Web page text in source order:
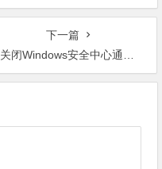
下一篇
关闭Windows安全中心通知教程：彻底屏蔽“Windows防火墙已关闭”弹窗